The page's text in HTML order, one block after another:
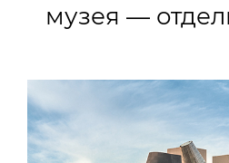
музея —